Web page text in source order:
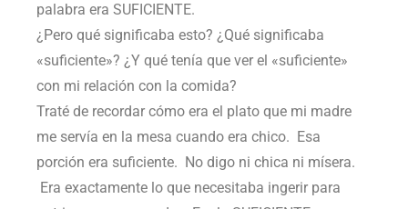
palabra era SUFICIENTE.
¿Pero qué significaba esto? ¿Qué significaba
«suficiente»? ¿Y qué tenía que ver el «suficiente»
con mi relación con la comida?
Traté de recordar cómo era el plato que mi madre
me servía en la mesa cuando era chico. Esa
porción era suficiente. No digo ni chica ni mísera.
Era exactamente lo que necesitaba ingerir para